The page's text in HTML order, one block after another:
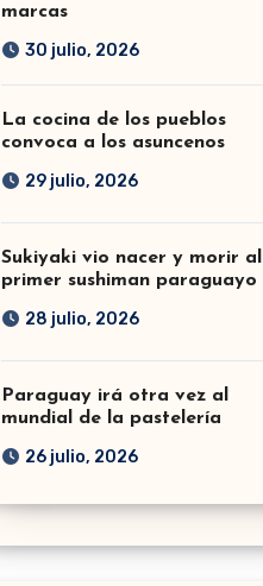
marcas
30 julio, 2026
La cocina de los pueblos
convoca a los asuncenos
29 julio, 2026
Sukiyaki vio nacer y morir al
primer sushiman paraguayo
28 julio, 2026
Paraguay irá otra vez al
mundial de la pastelería
26 julio, 2026